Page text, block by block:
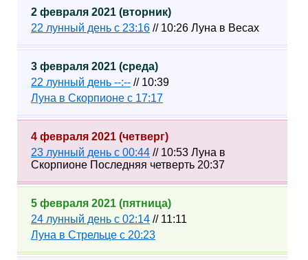
2 февраля 2021 (вторник)
22 лунный день с 23:16 // 10:26 Луна в Весах
3 февраля 2021 (среда)
22 лунный день --:-- // 10:39
Луна в Скорпионе с 17:17
4 февраля 2021 (четверг)
23 лунный день с 00:44 // 10:53 Луна в
Скорпионе Последняя четверть 20:37
5 февраля 2021 (пятница)
24 лунный день с 02:14 // 11:11
Луна в Стрельце с 20:23